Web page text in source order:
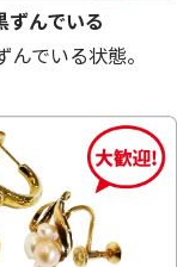
ずんでいる
んでいる状態。